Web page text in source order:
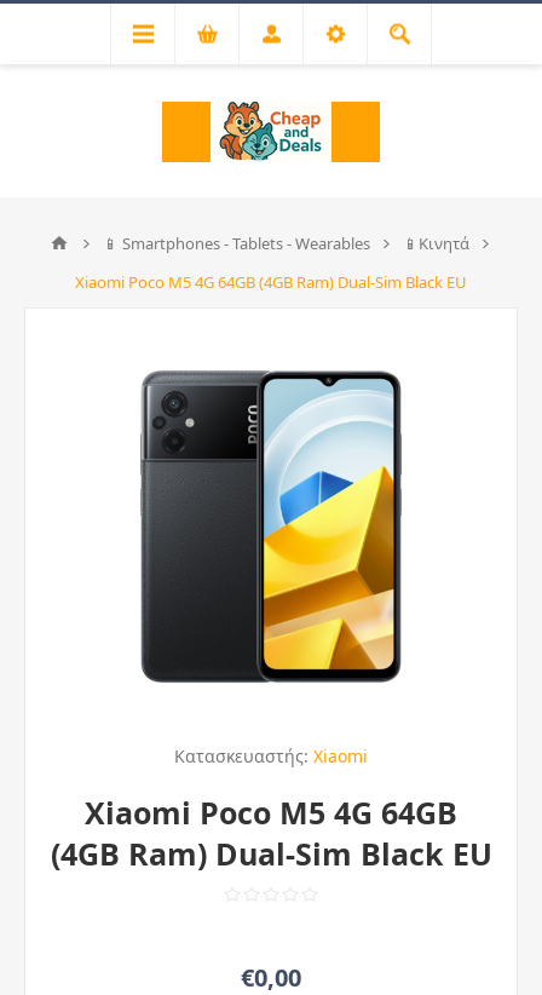
📱 Smartphones - Tablets - Wearables
📱Κινητά
Xiaomi Poco M5 4G 64GB (4GB Ram) Dual-Sim Black EU
Κατασκευαστής: Xiaomi
Xiaomi Poco M5 4G 64GB
(4GB Ram) Dual-Sim Black EU
€0,00